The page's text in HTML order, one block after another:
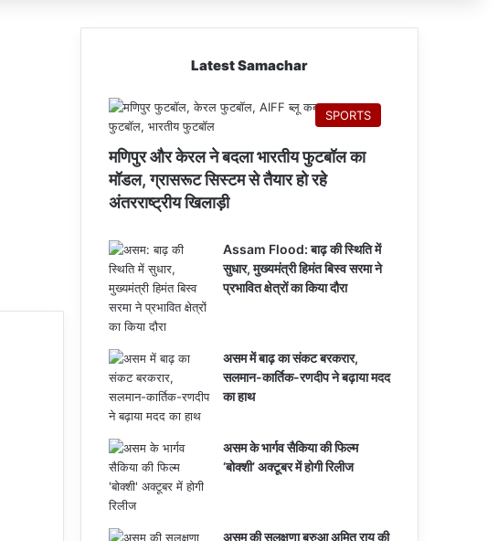
Latest Samachar
SPORTS
मणिपुर और केरल ने बदला भारतीय फुटबॉल का
मॉडल, ग्रासरूट सिस्टम से तैयार हो रहे
अंतरराष्ट्रीय खिलाड़ी
Assam Flood: बाढ़ की स्थिति में
सुधार, मुख्यमंत्री हिमंत बिस्व सरमा ने
प्रभावित क्षेत्रों का किया दौरा
असम में बाढ़ का संकट बरकरार,
सलमान-कार्तिक-रणदीप ने बढ़ाया मदद
का हाथ
असम के भार्गव सैकिया की फिल्म
‘बोक्शी’ अक्टूबर में होगी रिलीज
असम की सुलक्षणा बरुआ अमित राय की